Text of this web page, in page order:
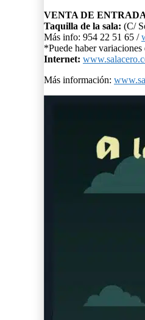
VENTA DE
Taquilla de la sala: (C/
Más info: 954 22 51 65 /
*Puede haber
Internet:
Más información: